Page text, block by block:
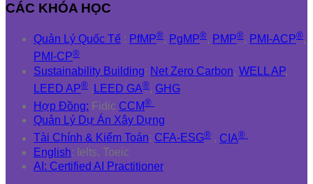
CÁC KHÓA HỌC
Quản Lý Quốc Tế : PfMP®, PgMP®, PMP®, PMI-ACP®,
PMI-CP®
Sustainability Building: Net Zero Carbon, WELL AP,
LEED AP® , LEED GA®, GHG
Hợp Đồng: Fidic CCM®
Quản Lý Dự Án Xây Dựng
Tài Chính & Kiểm Toán: CFA-ESG® , CIA®
English: Ielts, Toeic
AI: Certified AI Practitioner